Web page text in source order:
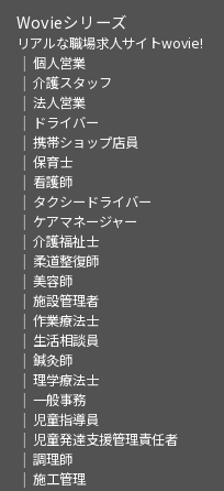
Wovieシリーズ
リアルな職場求人サイトwovie!
個人営業
介護スタッフ
法人営業
ドライバー
携帯ショップ店員
保育士
看護師
タクシードライバー
ケアマネージャー
介護福祉士
柔道整復師
美容師
施設管理者
作業療法士
生活相談員
鍼灸師
理学療法士
一般事務
児童指導員
児童発達支援管理責任者
調理師
施工管理